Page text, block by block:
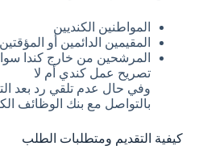
المواطنين الكنديين
المقيمين الدائمين أو المؤقتين
المرشحين من خارج كندا
تصريح عمل كندي أم لا
وفي حال عدم تلقي رد بعد
بالتواصل مع بنك الوظائف
كيفية التقديم ومتطلبات الطلب